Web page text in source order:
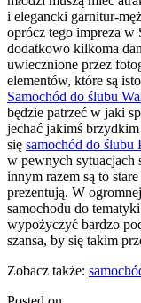
i elegancki garnitur-
oprócz tego impreza w
dodatkowo kilkoma
uwiecznione przez
elementów, które są
Samochód do ślubu
będzie patrzeć w jaki
jechać jakimś
się samochód do ślubu
w pewnych sytuacjach
innym razem są to
prezentują. W
samochodu do
wypożyczyć bardzo
szansa, by się takim
Zobacz także: